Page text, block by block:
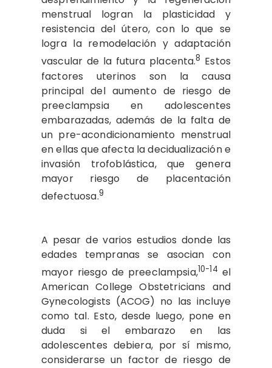
menstrual logran la plasticidad y
resistencia del útero, con lo que se
logra la remodelación y adaptación
vascular de la futura placenta.8 Estos
factores uterinos son la causa
principal del aumento de riesgo de
preeclampsia en adolescentes
embarazadas, además de la falta de
un pre-acondicionamiento menstrual
en ellas que afecta la decidualización e
invasión trofoblástica, que genera
mayor riesgo de placentación
defectuosa.9
A pesar de varios estudios donde las
edades tempranas se asocian con
mayor riesgo de preeclampsia,10-14 el
American College Obstetricians and
Gynecologists (ACOG) no las incluye
como tal. Esto, desde luego, pone en
duda si el embarazo en las
adolescentes debiera, por sí mismo,
considerarse un factor de riesgo de